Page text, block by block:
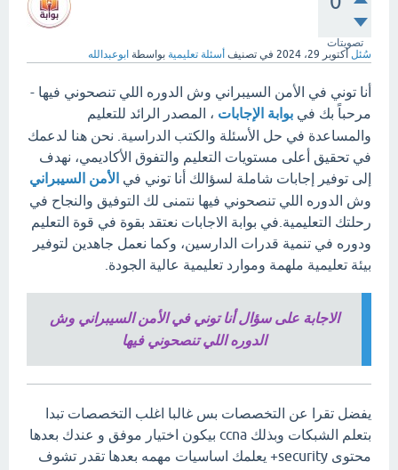
تصويتات
سُئل أكتوبر 29، 2024 في تصنيف أسئلة تعليمية بواسطة ابوعبدالله
أنا توني في الأمن السيبراني وش الدوره اللي تنصحوني فيها -
مرحباً بك في بوابة الإجابات ، المصدر الرائد للتعليم
والمساعدة في حل الأسئلة والكتب الدراسية. نحن هنا لدعمك
في تحقيق أعلى مستويات التعليم والتفوق الأكاديمي، نهدف
إلى توفير إجابات شاملة لسؤالك أنا توني في الأمن السيبراني
وش الدوره اللي تنصحوني فيها نتمنى لك التوفيق والنجاح في
رحلتك التعليمية.في بوابة الاجابات نعتقد بقوة في قوة التعليم
ودوره في تنمية قدرات الدارسين، وكما نعمل جاهدين لتوفير
بيئة تعليمية ملهمة وموارد تعليمية عالية الجودة.
الاجابة على سؤال أنا توني في الأمن السيبراني وش
الدوره اللي تنصحوني فيها
يفضل تقرا عن التخصصات بس غالبا اغلب التخصصات تبدا
بتعلم الشبكات وبذلك ccna بيكون اختيار موفق و عندك بعدها
محتوى security+ يعلمك اساسيات مهمه بعدها تقدر تشوف